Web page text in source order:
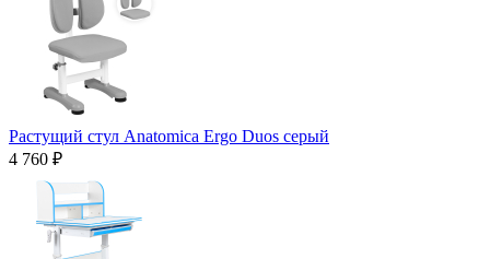
Растущий стул Anatomica Ergo Duos серый
4 760 ₽